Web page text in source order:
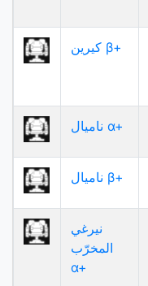
كيرين β+
ناميال α+
ناميال β+
نيرغي
المخرّب
α+